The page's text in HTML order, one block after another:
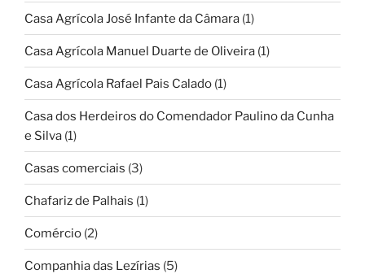
Casa Agrícola José Infante da Câmara (1)
Casa Agrícola Manuel Duarte de Oliveira (1)
Casa Agrícola Rafael Pais Calado (1)
Casa dos Herdeiros do Comendador Paulino da Cunha
e Silva (1)
Casas comerciais (3)
Chafariz de Palhais (1)
Comércio (2)
Companhia das Lezírias (5)